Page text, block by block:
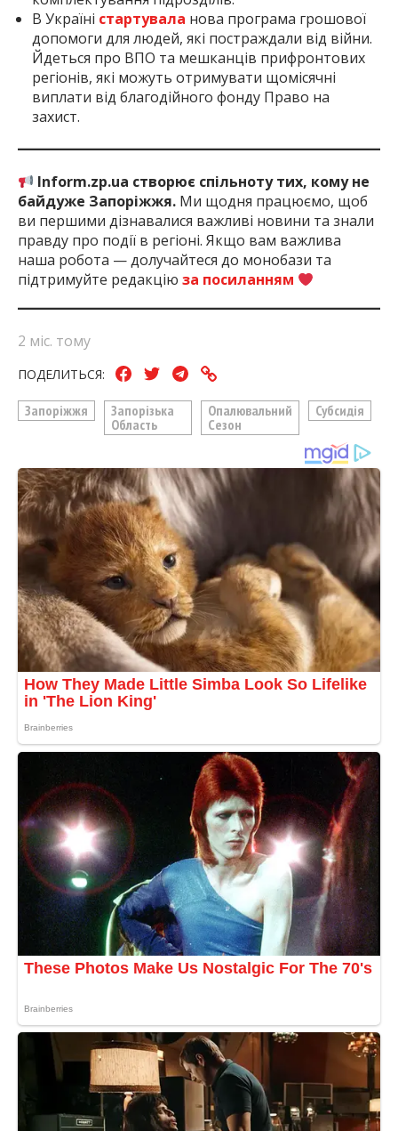
В Україні стартувала нова програма грошової
допомоги для людей, які постраждали від війни.
Йдеться про ВПО та мешканців прифронтових
регіонів, які можуть отримувати щомісячні
виплати від благодійного фонду Право на
захист.
Inform.zp.ua створює спільноту тих, кому не
байдуже Запоріжжя. Ми щодня працюємо, щоб
ви першими дізнавалися важливі новини та знали
правду про події в регіоні. Якщо вам важлива
наша робота — долучайтеся до монобази та
підтримуйте редакцію за посиланням
2 міс. тому
ПОДЕЛИТЬСЯ:
Запоріжжя
Запорізька
Область
Опалювальний
Сезон
Субсидія